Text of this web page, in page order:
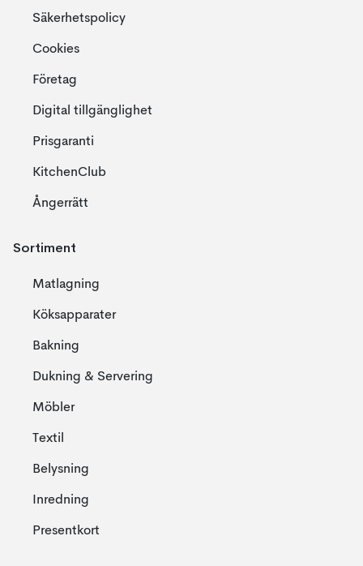
Säkerhetspolicy
Cookies
Företag
Digital tillgänglighet
Prisgaranti
KitchenClub
Ångerrätt
Sortiment
Matlagning
Köksapparater
Bakning
Dukning & Servering
Möbler
Textil
Belysning
Inredning
Presentkort